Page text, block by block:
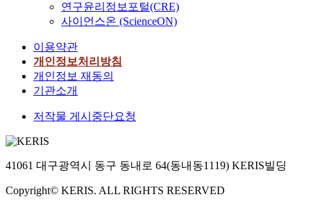
연구윤리정보포털(CRE)
사이언스온 (ScienceON)
이용약관
개인정보처리방침
개인정보 재동의
기관소개
저작물 게시중단요청
41061 대구광역시 동구 동내로 64(동내동1119) KERIS빌딩
Copyright© KERIS. ALL RIGHTS RESERVED